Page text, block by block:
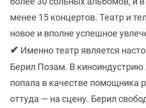
менее 15 концертов. Театр и
новое и вполне успешное
✔ Именно театр является
Берил Позам. В
попала в качестве помощника
оттуда — на сцену. Берил